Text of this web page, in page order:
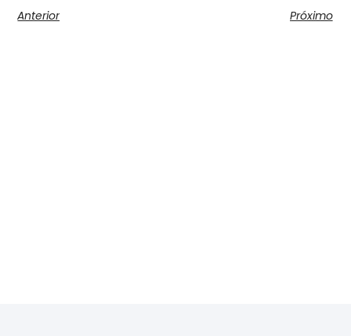
Anterior Próximo